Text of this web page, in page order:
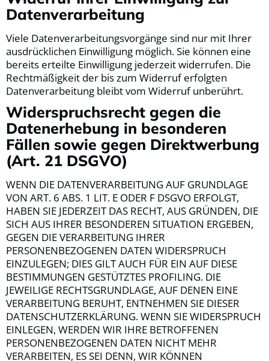
Datenverarbeitung
Viele Datenverarbeitungsvorgänge sind nur mit Ihrer
ausdrücklichen Einwilligung möglich. Sie können eine
bereits erteilte Einwilligung jederzeit widerrufen. Die
Rechtmäßigkeit der bis zum Widerruf erfolgten
Datenverarbeitung bleibt vom Widerruf unberührt.
Widerspruchsrecht gegen die
Datenerhebung in besonderen
Fällen sowie gegen Direktwerbung
(Art. 21 DSGVO)
WENN DIE DATENVERARBEITUNG AUF GRUNDLAGE
VON ART. 6 ABS. 1 LIT. E ODER F DSGVO ERFOLGT,
HABEN SIE JEDERZEIT DAS RECHT, AUS GRÜNDEN, DIE
SICH AUS IHRER BESONDEREN SITUATION ERGEBEN,
GEGEN DIE VERARBEITUNG IHRER
PERSONENBEZOGENEN DATEN WIDERSPRUCH
EINZULEGEN; DIES GILT AUCH FÜR EIN AUF DIESE
BESTIMMUNGEN GESTÜTZTES PROFILING. DIE
JEWEILIGE RECHTSGRUNDLAGE, AUF DENEN EINE
VERARBEITUNG BERUHT, ENTNEHMEN SIE DIESER
DATENSCHUTZERKLÄRUNG. WENN SIE WIDERSPRUCH
EINLEGEN, WERDEN WIR IHRE BETROFFENEN
PERSONENBEZOGENEN DATEN NICHT MEHR
VERARBEITEN, ES SEI DENN, WIR KÖNNEN